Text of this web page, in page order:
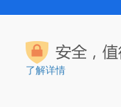
了解详情